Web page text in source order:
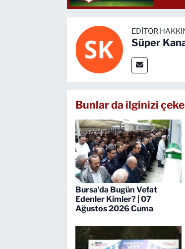
EDITÖR
Süper
Bunlar da ilginizi
Bursa’da Bugün Vefat
Edenler Kimler? | 07
Ağustos 2026 Cuma